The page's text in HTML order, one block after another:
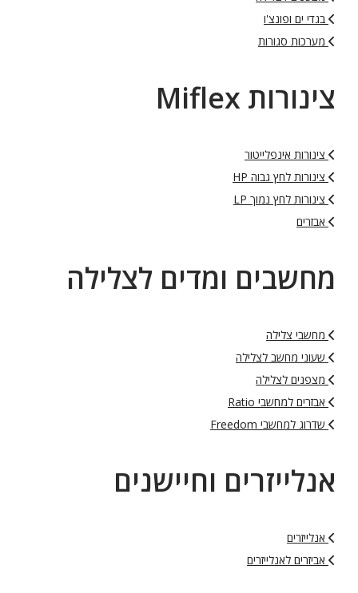
בגדי ים ופונצ'ו
מערכות סגורות
צינורות Miflex
צינורות אינפלייטור
צינורות לחץ גבוה HP
צינורות לחץ נמוך LP
אבזרים
מחשבים ומדים לצלילה
מחשבי צלילה
שעוני מחשב לצלילה
מצפנים לצלילה
אבזרים למחשבי Ratio
שדרוג למחשבי Freedom
אנלייזרים וחיישנים
אנלייזרים
אביזרים לאנלייזרים